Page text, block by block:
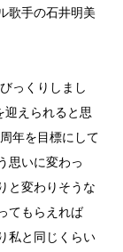
歌手の石井明美
っくりしまし
迎えられると思
年を目標にして
思いに変わっ
と変わりそうな
てもらえれば
私と同じくらい